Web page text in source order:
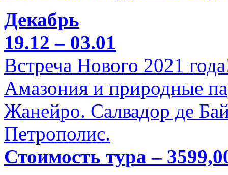
Декабрь
19.12 – 03.01
Встреча Нового 2021
Амазония и природные
Жанейро. Салвадор де
Петрополис.
Стоимость тура –